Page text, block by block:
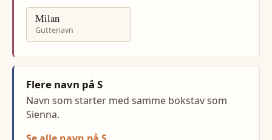
Milan
Guttenavn
Flere navn på S
Navn som starter med samme bokstav som
Sienna.